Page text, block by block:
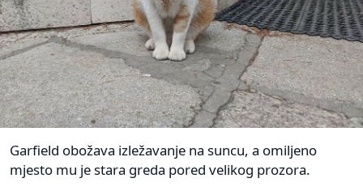
Garfield obožava izležavanje na suncu, a omiljeno
mjesto mu je stara greda pored velikog prozora.